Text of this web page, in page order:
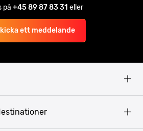
på +45 89 87 83 31 eller
ett meddelande